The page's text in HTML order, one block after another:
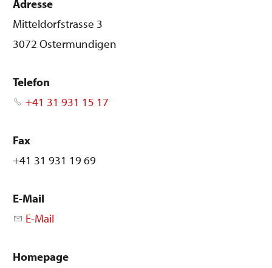
Adresse
Mitteldorfstrasse 3
3072 Ostermundigen
Telefon
+41 31 931 15 17
Fax
+41 31 931 19 69
E-Mail
E-Mail
Homepage